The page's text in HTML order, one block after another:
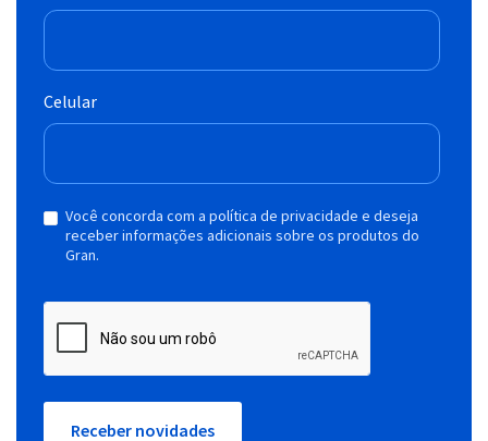
Celular
Você concorda com a política de privacidade e deseja
receber informações adicionais sobre os produtos do
Gran.
Receber novidades